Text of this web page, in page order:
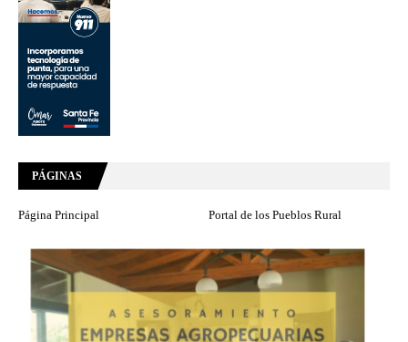
PÁGINAS
Página Principal Portal de los Pueblos Rural